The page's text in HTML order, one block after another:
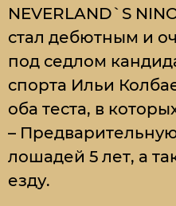
NEVERLAND`S
стал дебютным и
под седлом
спорта Ильи
оба теста, в
–
лошадей 5 лет, а
езду.